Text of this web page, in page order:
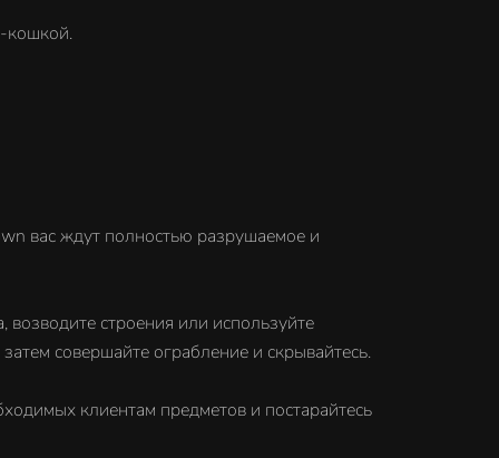
кошкой.
вас ждут полностью разрушаемое и
строения или используйте
совершайте ограбление и скрывайтесь.
клиентам предметов и постарайтесь